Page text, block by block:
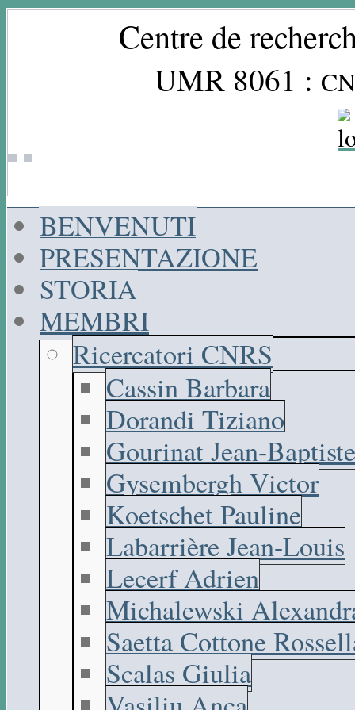
Centre de
UMR 8061 :
BENVENUTI
PRESENTAZIONE
STORIA
MEMBRI
Ricercatori CNRS
Cassin Barbara
Dorandi Tiziano
Gourinat Jean-Baptiste
Gysembergh Victor
Koetschet Pauline
Labarrière Jean-Louis
Lecerf Adrien
Michalewski
Saetta Cottone
Scalas Giulia